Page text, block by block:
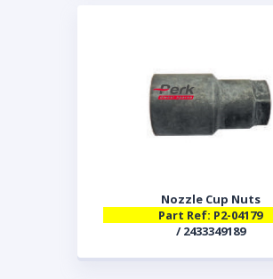
Nozzle Cup Nuts
Part Ref: P2-04179
/ 2433349189